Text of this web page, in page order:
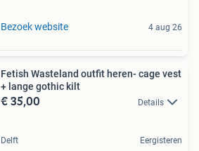
Bezoek website 4 aug 26
Fetish Wasteland outfit heren- cage vest
+ lange gothic kilt
€ 35,00 Details
Delft Eergisteren